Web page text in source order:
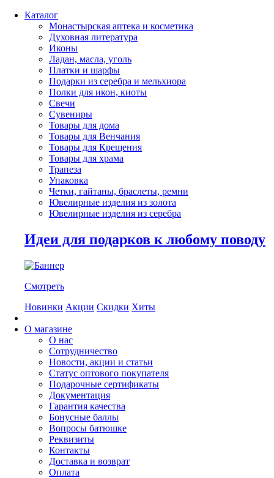
Каталог
Монастырская аптека и косметика
Духовная литература
Иконы
Ладан, масла, уголь
Платки и шарфы
Подарки из серебра и мельхиора
Полки для икон, киоты
Свечи
Сувениры
Товары для дома
Товары для Венчания
Товары для Крещения
Товары для храма
Трапеза
Упаковка
Четки, гайтаны, браслеты, ремни
Ювелирные изделия из золота
Ювелирные изделия из серебра
Идеи для подарков к любому поводу
Смотреть
Новинки Акции Скидки Хиты
О магазине
О нас
Сотрудничество
Новости, акции и статьи
Статус оптового покупателя
Подарочные сертификаты
Документация
Гарантия качества
Бонусные баллы
Вопросы батюшке
Реквизиты
Контакты
Доставка и возврат
Оплата